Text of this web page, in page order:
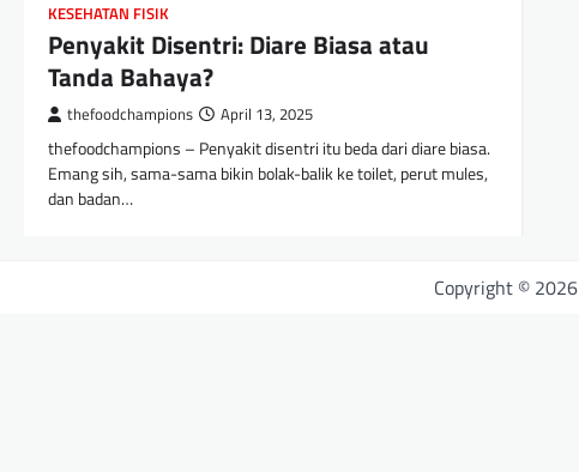
KESEHATAN FISIK
Penyakit Disentri: Diare Biasa atau
Tanda Bahaya?
thefoodchampions April 13, 2025
thefoodchampions – Penyakit disentri itu beda dari diare biasa.
Emang sih, sama-sama bikin bolak-balik ke toilet, perut mules,
dan badan…
Copyright © 2026